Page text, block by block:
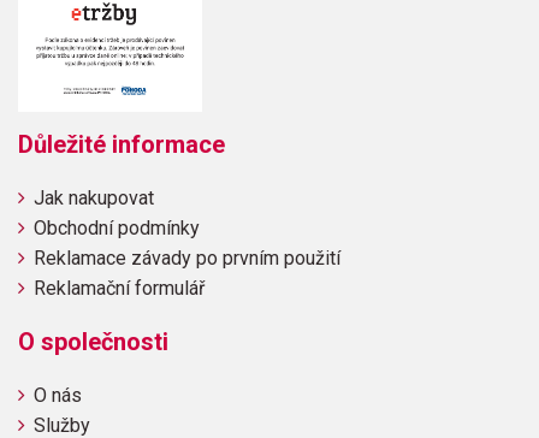
Důležité informace
Jak nakupovat
Obchodní podmínky
Reklamace závady po prvním použití
Reklamační formulář
O společnosti
O nás
Služby